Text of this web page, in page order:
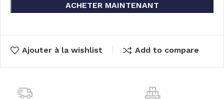
ACHETER MAINTENANT
Ajouter à la wishlist Add to compare